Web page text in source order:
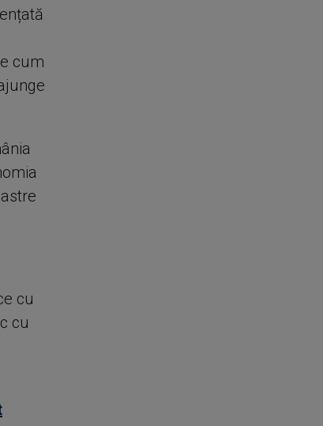
cum
cu
cu